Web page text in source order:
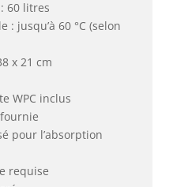
60 litres
: jusqu’à 60 °C (selon
x 21 cm
WPC inclus
pour l’absorption
requise